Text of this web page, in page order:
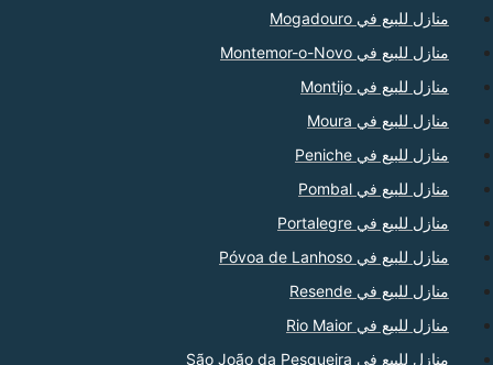
منازل للبيع في Mogadouro
منازل للبيع في Montemor-o-Novo
منازل للبيع في Montijo
منازل للبيع في Moura
منازل للبيع في Peniche
منازل للبيع في Pombal
منازل للبيع في Portalegre
منازل للبيع في Póvoa de Lanhoso
منازل للبيع في Resende
منازل للبيع في Rio Maior
منازل للبيع في São João da Pesqueira